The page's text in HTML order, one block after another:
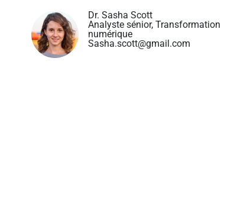
Dr. Sasha Scott
Analyste sénior, Transformation
numérique
Sasha.scott@gmail.com